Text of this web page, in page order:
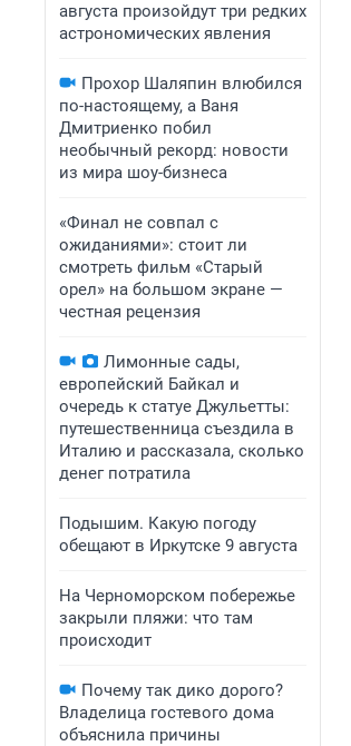
августа произойдут три редких
астрономических явления
Прохор Шаляпин влюбился
по-настоящему, а Ваня
Дмитриенко побил
необычный рекорд: новости
из мира шоу-бизнеса
«Финал не совпал с
ожиданиями»: стоит ли
смотреть фильм «Старый
орел» на большом экране —
честная рецензия
Лимонные сады,
европейский Байкал и
очередь к статуе Джульетты:
путешественница съездила в
Италию и рассказала, сколько
денег потратила
Подышим. Какую погоду
обещают в Иркутске 9 августа
На Черноморском побережье
закрыли пляжи: что там
происходит
Почему так дико дорого?
Владелица гостевого дома
объяснила причины